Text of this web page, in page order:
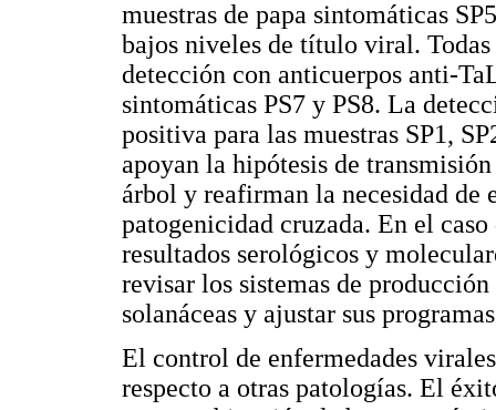
muestras de papa sintomáticas
bajos niveles de título viral.
detección con anticuerpos anti-
sintomáticas PS7 y PS8. La
positiva para las muestras SP1,
apoyan la hipótesis de
árbol y reafirman la necesidad de
patogenicidad cruzada. En el
resultados serológicos y
revisar los sistemas de
solanáceas y ajustar sus
El control de enfermedades
respecto a otras patologías. El